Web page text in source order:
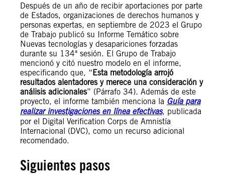
Después de un año de recibir aportaciones por parte
de Estados, organizaciones de derechos humanos y
personas expertas, en septiembre de 2023 el Grupo
de Trabajo publicó su Informe Temático sobre
Nuevas tecnologías y desapariciones forzadas
durante su 134ª sesión. El Grupo de Trabajo
mencionó y citó nuestro modelo en el informe,
especificando que, “Esta metodología arrojó
resultados alentadores y merece una consideración y
análisis adicionales” (Párrafo 34). Además de este
proyecto, el informe también menciona la Guía para
realizar investigaciones en línea efectivas, publicada
por el Digital Verification Corps de Amnistía
Internacional (DVC), como un recurso adicional
recomendado.
Siguientes pasos